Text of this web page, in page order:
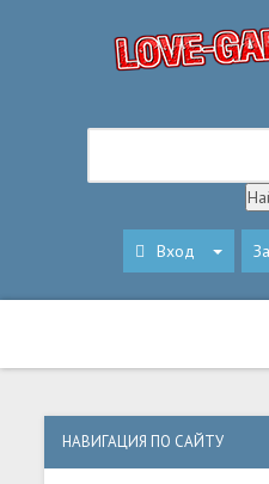
Вход
НАВИГАЦИЯ ПО САЙТУ